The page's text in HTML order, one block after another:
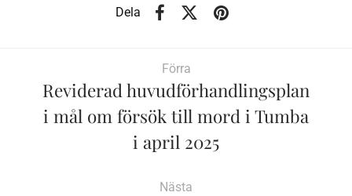
Dela
Förra
Reviderad huvudförhandlingsplan
i mål om försök till mord i Tumba
i april 2025
Nästa